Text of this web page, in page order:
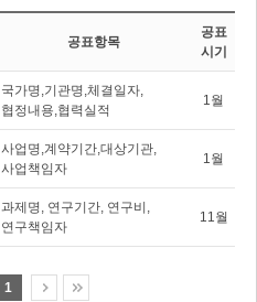
공표항목
공표
시기
국가명,기관명,체결일자,
협정내용,협력실적
1월
사업명,계약기간,대상기관,
사업책임자
1월
과제명, 연구기간, 연구비,
연구책임자
11월
1